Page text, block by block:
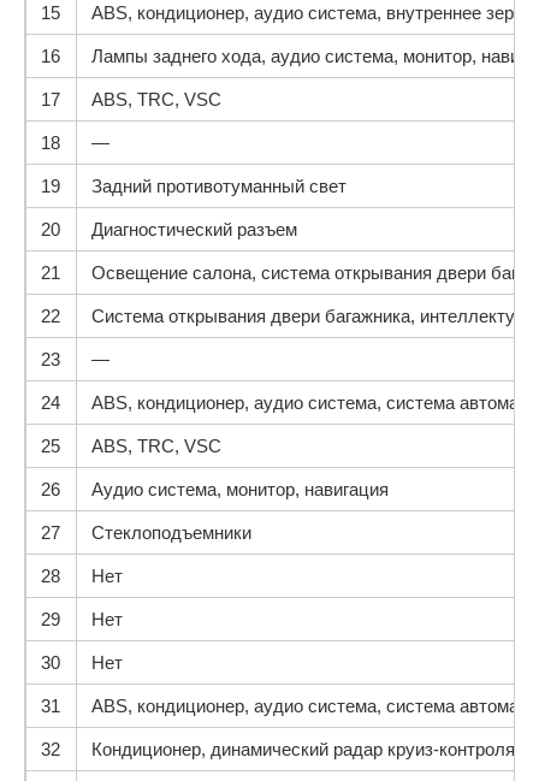
15 ABS, кондиционер, аудио система, внутреннее
16 Лампы заднего хода, аудио система, монитор,
17 ABS, TRC, VSC
18 —
19 Задний противотуманный свет
20 Диагностический разъем
21 Освещение салона, система открывания двери
22 Система открывания двери багажника,
23 —
24 ABS, кондиционер, аудио система, система
25 ABS, TRC, VSC
26 Аудио система, монитор, навигация
27 Стеклоподъемники
28 Нет
29 Нет
30 Нет
31 ABS, кондиционер, аудио система, система
32 Кондиционер, динамический радар круиз-контроля,